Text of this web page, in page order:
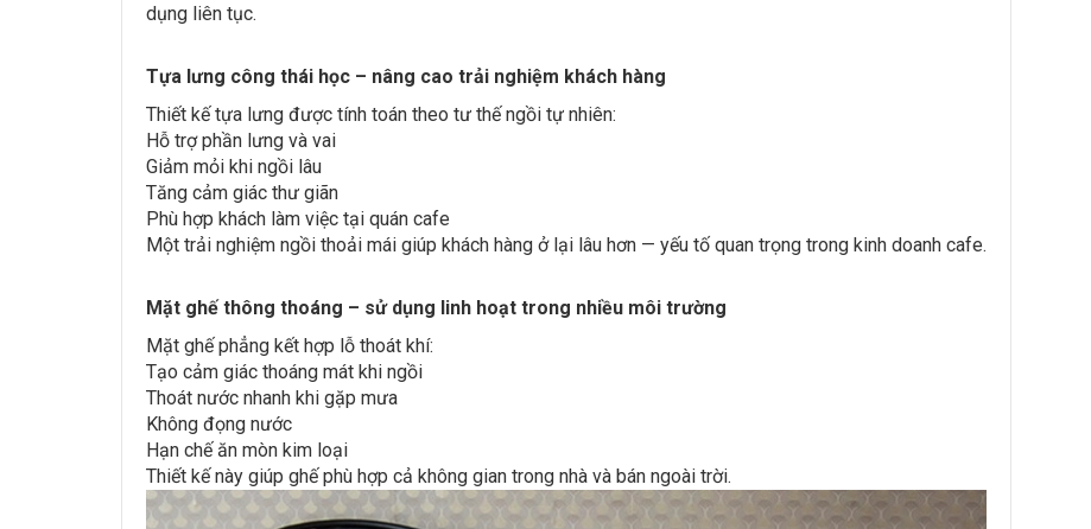
dụng liên tục.
Tựa lưng công thái học – nâng cao trải nghiệm khách hàng
Thiết kế tựa lưng được tính toán theo tư thế ngồi tự nhiên:
Hỗ trợ phần lưng và vai
Giảm mỏi khi ngồi lâu
Tăng cảm giác thư giãn
Phù hợp khách làm việc tại quán cafe
Một trải nghiệm ngồi thoải mái giúp khách hàng ở lại lâu hơn — yếu tố quan trọng trong kinh doanh cafe.
Mặt ghế thông thoáng – sử dụng linh hoạt trong nhiều môi trường
Mặt ghế phẳng kết hợp lỗ thoát khí:
Tạo cảm giác thoáng mát khi ngồi
Thoát nước nhanh khi gặp mưa
Không đọng nước
Hạn chế ăn mòn kim loại
Thiết kế này giúp ghế phù hợp cả không gian trong nhà và bán ngoài trời.